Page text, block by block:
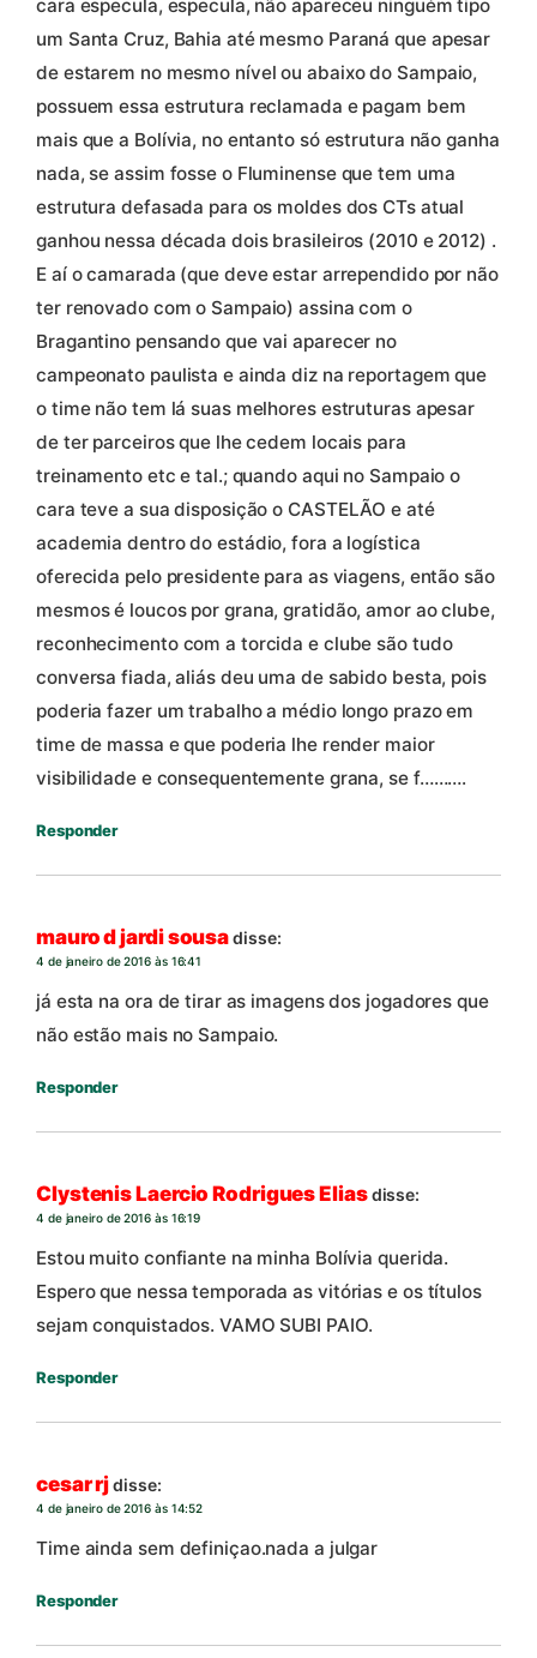
cara especula, especula, não apareceu ninguém tipo
um Santa Cruz, Bahia até mesmo Paraná que apesar
de estarem no mesmo nível ou abaixo do Sampaio,
possuem essa estrutura reclamada e pagam bem
mais que a Bolívia, no entanto só estrutura não ganha
nada, se assim fosse o Fluminense que tem uma
estrutura defasada para os moldes dos CTs atual
ganhou nessa década dois brasileiros (2010 e 2012) .
E aí o camarada (que deve estar arrependido por não
ter renovado com o Sampaio) assina com o
Bragantino pensando que vai aparecer no
campeonato paulista e ainda diz na reportagem que
o time não tem lá suas melhores estruturas apesar
de ter parceiros que lhe cedem locais para
treinamento etc e tal.; quando aqui no Sampaio o
cara teve a sua disposição o CASTELÃO e até
academia dentro do estádio, fora a logística
oferecida pelo presidente para as viagens, então são
mesmos é loucos por grana, gratidão, amor ao clube,
reconhecimento com a torcida e clube são tudo
conversa fiada, aliás deu uma de sabido besta, pois
poderia fazer um trabalho a médio longo prazo em
time de massa e que poderia lhe render maior
visibilidade e consequentemente grana, se f……….
Responder
mauro d jardi sousadisse:
4 de janeiro de 2016 às 16:41
já esta na ora de tirar as imagens dos jogadores que
não estão mais no Sampaio.
Responder
Clystenis Laercio Rodrigues Eliasdisse:
4 de janeiro de 2016 às 16:19
Estou muito confiante na minha Bolívia querida.
Espero que nessa temporada as vitórias e os títulos
sejam conquistados. VAMO SUBI PAIO.
Responder
cesar rjdisse:
4 de janeiro de 2016 às 14:52
Time ainda sem definiçao.nada a julgar
Responder